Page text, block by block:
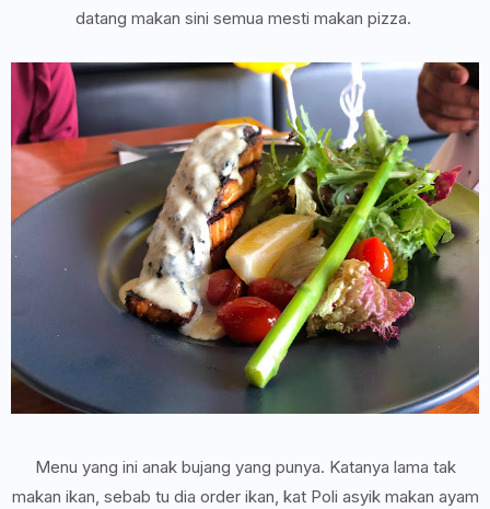
datang makan sini semua mesti makan pizza.
Menu yang ini anak bujang yang punya. Katanya lama tak
makan ikan, sebab tu dia order ikan, kat Poli asyik makan ayam